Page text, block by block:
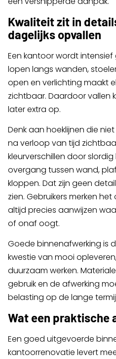
Kwaliteit zit in
dagelijks opvallen
Een kantoor wordt intensief
lopen langs wanden,
open en verlichting maakt
zichtbaar. Daardoor vallen
later extra op.
Denk aan hoeklijnen die
na verloop van tijd
kleurverschillen door slordig
overgang tussen wand,
kloppen. Dat zijn geen
zien. Gebruikers merken
altijd precies aanwijzen
of onaf oogt.
Goede binnenafwerking is
kwestie van mooi
duurzaam werken.
gebruik en de afwerking
belasting op de lange
Wat een praktische
Een goed uitgevoerde
kantoorrenovatie levert